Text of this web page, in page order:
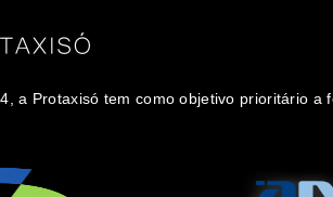
a Protaxisó tem como objetivo prioritário